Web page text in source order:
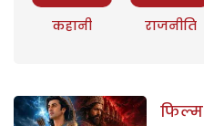
कहानी राजनीति
फिल्म